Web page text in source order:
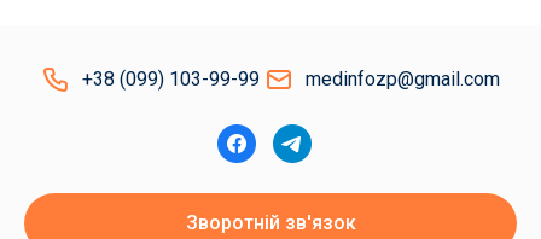
+38 (099) 103-99-99 medinfozp@gmail.com
Зворотній зв'язок